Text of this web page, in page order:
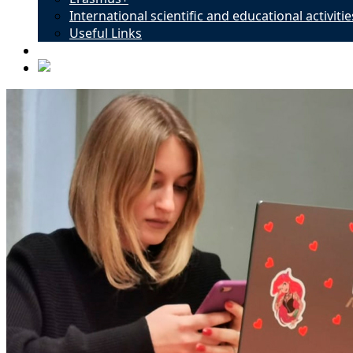
International scientific and educational
Useful Links